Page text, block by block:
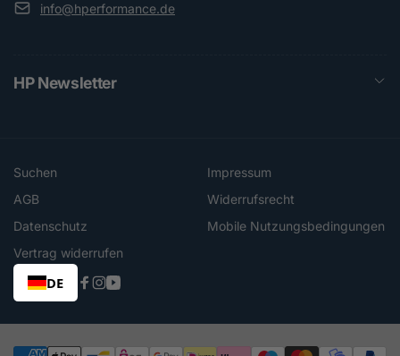
info@hperformance.de
HP Newsletter
Suchen
Impressum
AGB
Widerrufsrecht
Datenschutz
Mobile Nutzungsbedingungen
Vertrag widerrufen
DE
Facebook
Instagram
YouTube